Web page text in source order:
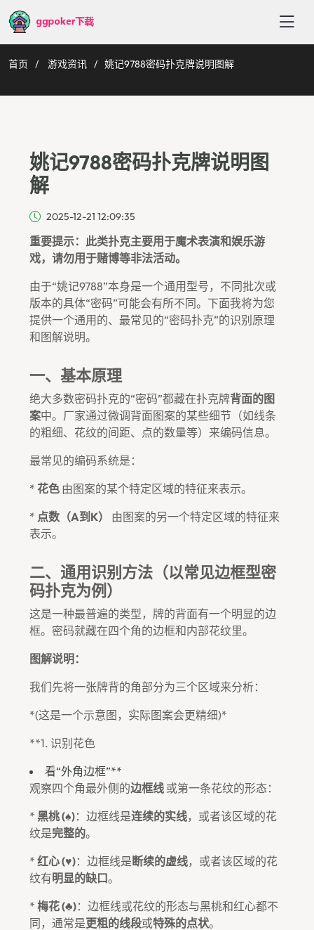
首页 游戏资讯 姚记9788密码扑克牌说明图解
姚记9788密码扑克牌说明图
解
2025-12-21 12:09:35
重要提示：此类扑克主要用于魔术表演和娱乐游
戏，请勿用于赌博等非法活动。
由于“姚记9788”本身是一个通用型号，不同批次或
版本的具体“密码”可能会有所不同。下面我将为您
提供一个通用的、最常见的“密码扑克”的识别原理
和图解说明。
一、基本原理
绝大多数密码扑克的“密码”都藏在扑克牌背面的图
案中。厂家通过微调背面图案的某些细节（如线条
的粗细、花纹的间距、点的数量等）来编码信息。
最常见的编码系统是：
* 花色 由图案的某个特定区域的特征来表示。
* 点数（A到K）
由图案的另一个特定区域的特征来
表示。
二、通用识别方法（以常见边框型密
码扑克为例）
这是一种最普遍的类型，牌的背面有一个明显的边
框。密码就藏在四个角的边框和内部花纹里。
图解说明：
我们先将一张牌背的角部分为三个区域来分析：
*(这是一个示意图，实际图案会更精细)*
**1. 识别花色
看“外角边框”**
观察四个角最外侧的边框线 或第一条花纹的形态：
* 黑桃 (♠)：边框线是连续的实线，或者该区域的花
纹是完整的。
* 红心 (♥)：边框线是 断续的虚线，或者该区域的花
纹有明显的缺口。
* 梅花 (♣)：边框线或花纹的形态与黑桃和红心都不
同，通常是更粗的线段或特殊的点状。